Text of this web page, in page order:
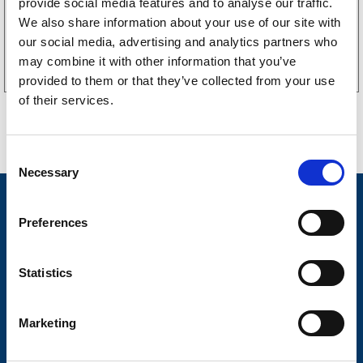
provide social media features and to analyse our traffic.
We also share information about your use of our site with
our social media, advertising and analytics partners who
may combine it with other information that you’ve
provided to them or that they’ve collected from your use
of their services.
o
Necessary
Preferences
Statistics
Marketing
Köp online
Släpvagnsservice
Frågor & Svar
Butikskoncept